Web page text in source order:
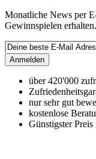
Monatliche News per
Gewinnspielen
Anmelden
über 420'000
nur sehr gut
kostenlose
Günstigster Preis